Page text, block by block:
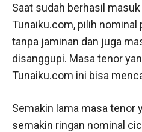
Saat sudah berhasil
Tunaiku.com, pilih nominal
tanpa jaminan dan juga
disanggupi. Masa tenor
Tunaiku.com ini bisa
Semakin lama masa tenor
semakin ringan nominal